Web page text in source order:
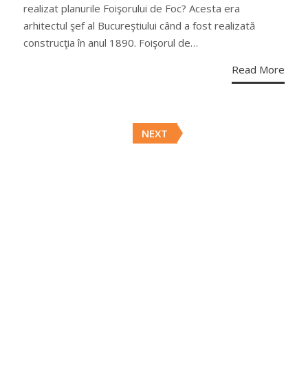
realizat planurile Foişorului de Foc? Acesta era
arhitectul şef al Bucureştiului când a fost realizată
construcţia în anul 1890. Foişorul de…
Read More
navigation
NEXT